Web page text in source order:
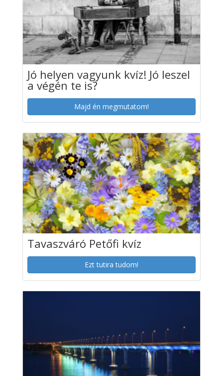
Jó helyen vagyunk kvíz! Jó leszel
a végén te is?
Majd én megmutatom!
Tavaszváró Petőfi kvíz
Ezt tutira tudom!